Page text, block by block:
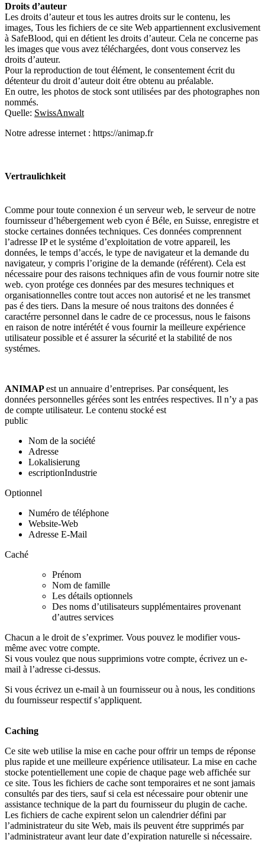
Droits d’auteur
Les droits d’auteur et tous les autres droits sur le contenu, les
images, Tous les fichiers de ce site Web appartiennent exclusivement
à SafeBlood, qui en détient les droits d’auteur. Cela ne concerne pas
les images que vous avez téléchargées, dont vous conservez les
droits d’auteur.
Pour la reproduction de tout élément, le consentement écrit du
détenteur du droit d’auteur doit étre obtenu au préalable.
En outre, les photos de stock sont utilisées par des photographes non
nommés.
Quelle: SwissAnwalt
Notre adresse internet : https://animap.fr
Vertraulichkeit
Comme pour toute connexion é un serveur web, le serveur de notre
fournisseur d’hébergement web cyon é Béle, en Suisse, enregistre et
stocke certaines données techniques. Ces données comprennent
l’adresse IP et le systéme d’exploitation de votre appareil, les
données, le temps d’accés, le type de navigateur et la demande du
navigateur, y compris l’origine de la demande (référent). Cela est
nécessaire pour des raisons techniques afin de vous fournir notre site
web. cyon protége ces données par des mesures techniques et
organisationnelles contre tout acces non autorisé et ne les transmet
pas é des tiers. Dans la mesure oé nous traitons des données é
caractérre personnel dans le cadre de ce processus, nous le faisons
en raison de notre intérétét é vous fournir la meilleure expérience
utilisateur possible et é assurer la sécurité et la stabilité de nos
systémes.
ANIMAPest un annuaire d’entreprises. Par conséquent, les
données personnelles gérées sont les entrées respectives. Il n’y a pas
de compte utilisateur. Le contenu stocké est
public
Nom de la société
Adresse
Lokalisierung
escriptionIndustrie
Optionnel
Numéro de téléphone
Website-Web
Adresse E-Mail
Caché
Prénom
Nom de famille
Les détails optionnels
Des noms d’utilisateurs supplémentaires provenant
d’autres services
Chacun a le droit de s’exprimer. Vous pouvez le modifier vous-
même avec votre compte.
Si vous voulez que nous supprimions votre compte, écrivez un e-
mail à l’adresse ci-dessus.
Si vous écrivez un e-mail à un fournisseur ou à nous, les conditions
du fournisseur respectif s’appliquent.
Caching
Ce site web utilise la mise en cache pour offrir un temps de réponse
plus rapide et une meilleure expérience utilisateur. La mise en cache
stocke potentiellement une copie de chaque page web affichée sur
ce site. Tous les fichiers de cache sont temporaires et ne sont jamais
consultés par des tiers, sauf si cela est nécessaire pour obtenir une
assistance technique de la part du fournisseur du plugin de cache.
Les fichiers de cache expirent selon un calendrier défini par
l’administrateur du site Web, mais ils peuvent étre supprimés par
l’administrateur avant leur date d’expiration naturelle si nécessaire.